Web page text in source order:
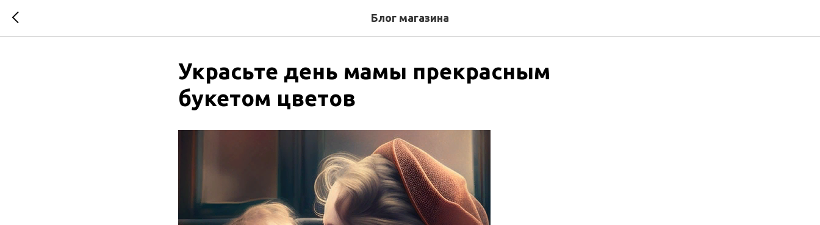
Блог магазина
Украсьте день мамы прекрасным
букетом цветов